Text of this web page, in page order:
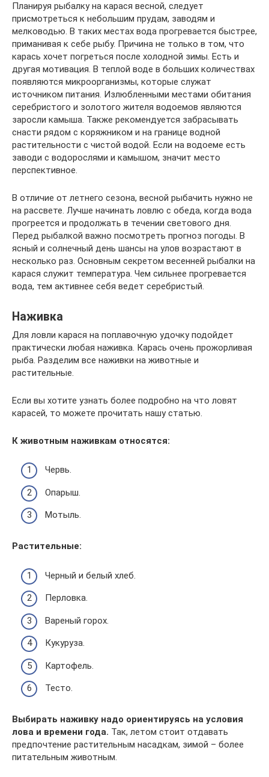
Планируя рыбалку на карася весной, следует
присмотреться к небольшим прудам, заводям и
мелководью. В таких местах вода прогревается быстрее,
приманивая к себе рыбу. Причина не только в том, что
карась хочет погреться после холодной зимы. Есть и
другая мотивация. В теплой воде в больших количествах
появляются микроорганизмы, которые служат
источником питания. Излюбленными местами обитания
серебристого и золотого жителя водоемов являются
заросли камыша. Также рекомендуется забрасывать
снасти рядом с коряжником и на границе водной
растительности с чистой водой. Если на водоеме есть
заводи с водорослями и камышом, значит место
перспективное.
В отличие от летнего сезона, весной рыбачить нужно не
на рассвете. Лучше начинать ловлю с обеда, когда вода
прогреется и продолжать в течении светового дня.
Перед рыбалкой важно посмотреть прогноз погоды. В
ясный и солнечный день шансы на улов возрастают в
несколько раз. Основным секретом весенней рыбалки на
карася служит температура. Чем сильнее прогревается
вода, тем активнее себя ведет серебристый.
Наживка
Для ловли карася на поплавочную удочку подойдет
практически любая наживка. Карась очень прожорливая
рыба. Разделим все наживки на животные и
растительные.
Если вы хотите узнать более подробно на что ловят
карасей, то можете прочитать нашу статью.
К животным наживкам относятся:
Червь.
Опарыш.
Мотыль.
Растительные:
Черный и белый хлеб.
Перловка.
Вареный горох.
Кукуруза.
Картофель.
Тесто.
Выбирать наживку надо ориентируясь на условия
лова и времени года. Так, летом стоит отдавать
предпочтение растительным насадкам, зимой – более
питательным животным.